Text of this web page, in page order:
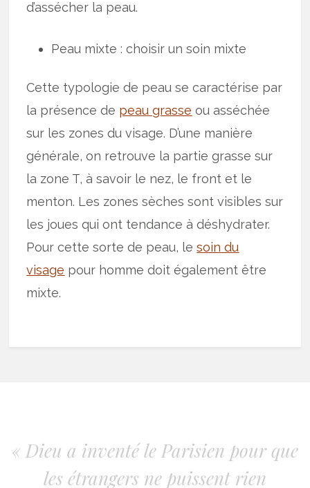
d’assécher la peau.
Peau mixte : choisir un soin mixte
Cette typologie de peau se caractérise par
la présence de peau grasse ou asséchée
sur les zones du visage. D’une manière
générale, on retrouve la partie grasse sur
la zone T, à savoir le nez, le front et le
menton. Les zones sèches sont visibles sur
les joues qui ont tendance à déshydrater.
Pour cette sorte de peau, lesoin du
visage pour homme doit également être
mixte.
« Dieu a inventé le Parisien pour que
les étrangers ne puissent rien